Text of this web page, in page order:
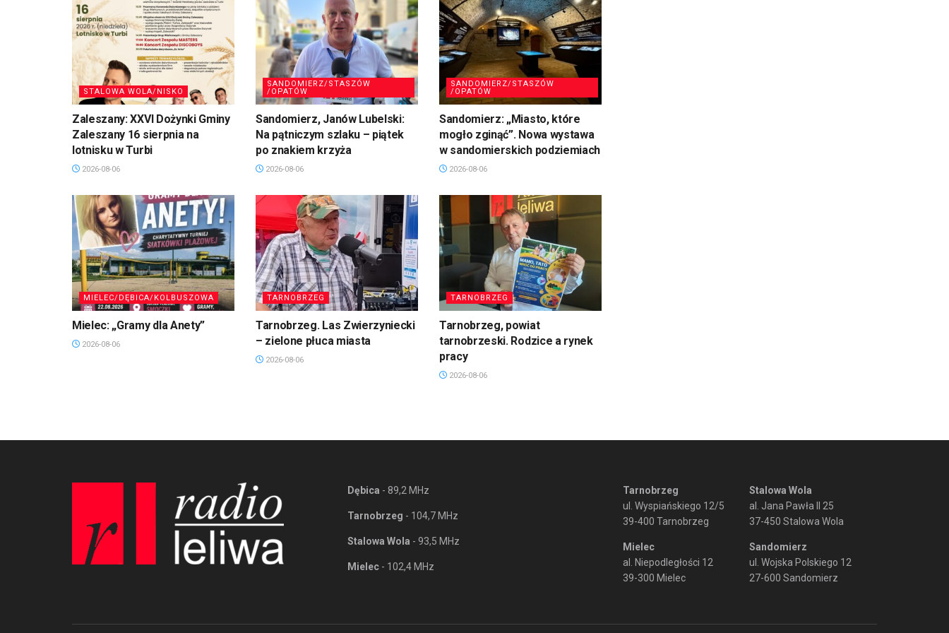
STALOWA WOLA/NISKO
Zaleszany: XXVI Dożynki Gminy
Zaleszany 16 sierpnia na
lotnisku w Turbi
2026-08-06
SANDOMIERZ/STASZÓW
/OPATÓW
Sandomierz, Janów Lubelski:
Na pątniczym szlaku – piątek
po znakiem krzyża
2026-08-06
SANDOMIERZ/STASZÓW
/OPATÓW
Sandomierz: „Miasto, które
mogło zginąć”. Nowa wystawa
w sandomierskich podziemiach
2026-08-06
MIELEC/DĘBICA/KOLBUSZOWA
Mielec: „Gramy dla Anety”
2026-08-06
TARNOBRZEG
Tarnobrzeg. Las Zwierzyniecki
– zielone płuca miasta
2026-08-06
TARNOBRZEG
Tarnobrzeg, powiat
tarnobrzeski. Rodzice a rynek
pracy
2026-08-06
Dębica - 89,2 MHz
Tarnobrzeg - 104,7 MHz
Stalowa Wola - 93,5 MHz
Mielec - 102,4 MHz
Tarnobrzeg
ul. Wyspiańskiego 12/5
39-400 Tarnobrzeg
Mielec
al. Niepodległości 12
39-300 Mielec
Stalowa Wola
al. Jana Pawła II 25
37-450 Stalowa Wola
Sandomierz
ul. Wojska Polskiego 12
27-600 Sandomierz